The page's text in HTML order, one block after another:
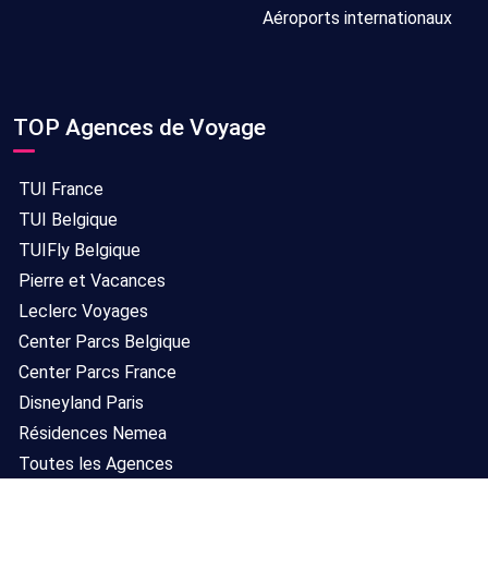
Aéroports internationaux
TOP Agences de Voyage
TUI France
TUI Belgique
TUIFly Belgique
Pierre et Vacances
Leclerc Voyages
Center Parcs Belgique
Center Parcs France
Disneyland Paris
Résidences Nemea
Toutes les Agences